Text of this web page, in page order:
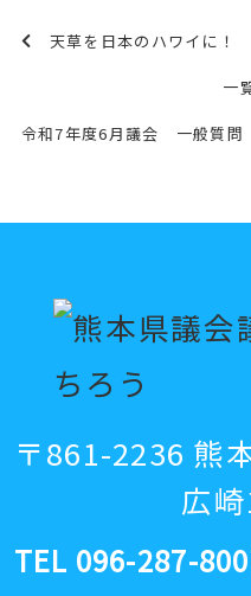
天草を日本のハワイに！
一
令和7年度6月議会 一般質問
〒861-2236 熊
広
TEL 096-287-